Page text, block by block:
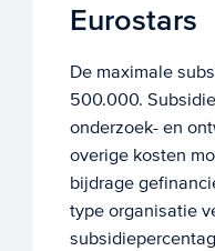
Eurostars
De maximale
500.000.
onderzoek- en
overige kosten
bijdrage
type organisatie